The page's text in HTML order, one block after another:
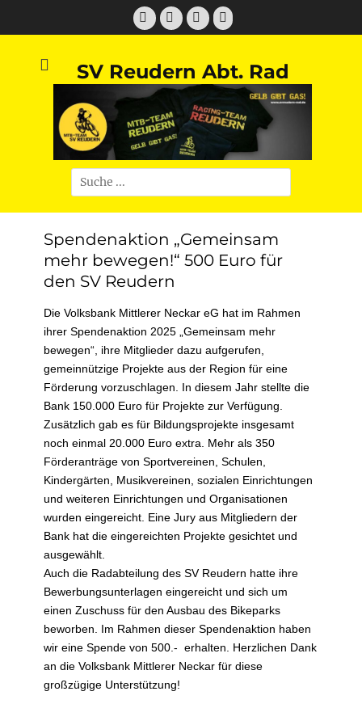
FacebookTwitter E-
Mail
Instagram
SV Reudern Abt. Rad
Suchen
nach:
Spendenaktion „Gemeinsam
mehr bewegen!“ 500 Euro für
den SV Reudern
Die Volksbank Mittlerer Neckar eG hat im Rahmen
ihrer Spendenaktion 2025 „Gemeinsam mehr
bewegen“, ihre Mitglieder dazu aufgerufen,
gemeinnützige Projekte aus der Region für eine
Förderung vorzuschlagen. In diesem Jahr stellte die
Bank 150.000 Euro für Projekte zur Verfügung.
Zusätzlich gab es für Bildungsprojekte insgesamt
noch einmal 20.000 Euro extra. Mehr als 350
Förderanträge von Sportvereinen, Schulen,
Kindergärten, Musikvereinen, sozialen Einrichtungen
und weiteren Einrichtungen und Organisationen
wurden eingereicht. Eine Jury aus Mitgliedern der
Bank hat die eingereichten Projekte gesichtet und
ausgewählt.
Auch die Radabteilung des SV Reudern hatte ihre
Bewerbungsunterlagen eingereicht und sich um
einen Zuschuss für den Ausbau des Bikeparks
beworben. Im Rahmen dieser Spendenaktion haben
wir eine Spende von 500.- erhalten. Herzlichen Dank
an die Volksbank Mittlerer Neckar für diese
großzügige Unterstützung!